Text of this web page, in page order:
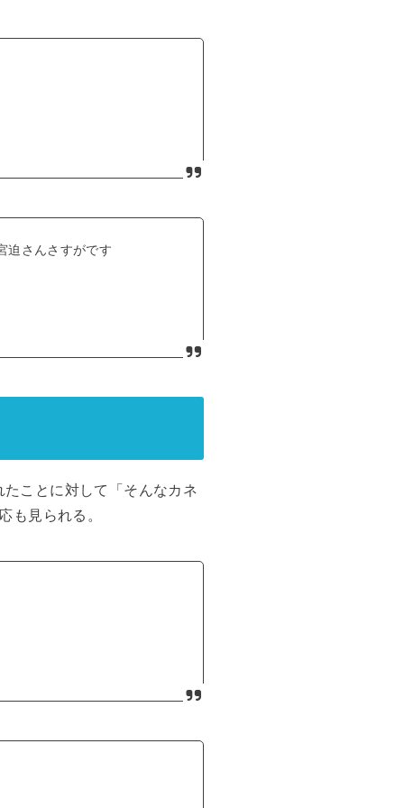
迫さんさすがです
ことに対して「そんなカネ
も見られる。